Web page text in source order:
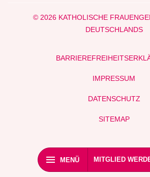
MENÜ MITGLIED
© 2026 KATHOLISCHE
DEUTSCHLANDS
IMPRESSUM
DATENSCHUTZ
SITEMAP